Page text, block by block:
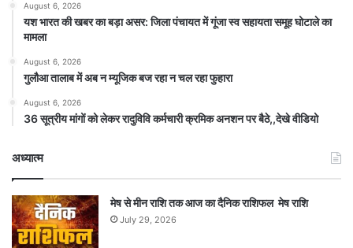
August 6, 2026
यश भारत की खबर का बड़ा असर: जिला पंचायत में गूंजा स्व सहायता समूह घोटाले का
मामला
August 6, 2026
गुलौआ तालाब में अब न म्यूजिक बज रहा न चल रहा फुहारा
August 6, 2026
36 सूत्रीय मांगों को लेकर रादुविवि कर्मचारी क्रमिक अनशन पर बैठे,,देखे वीडियो
अध्यात्म
मेष से मीन राशि तक आज का दैनिक राशिफल मेष राशि
July 29, 2026